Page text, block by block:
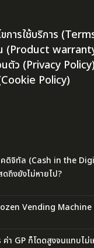
การใช้บริการ
น (Product
นตัว (Privacy Policy)
Policy)
คดิจิทัล (Cash in the
ถึงยังไม่หายไป?
Vending Machine
ค่า GP ก็โดดสูงจนแทบไม่